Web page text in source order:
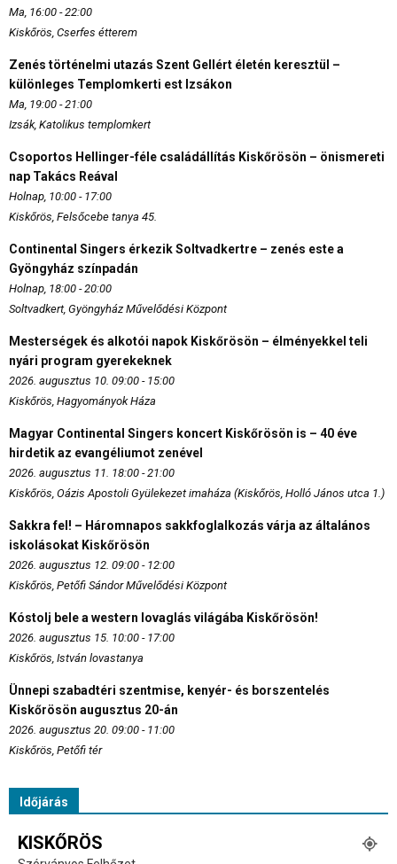
Ma, 16:00 - 22:00
Kiskőrös, Cserfes étterem
Zenés történelmi utazás Szent Gellért életén keresztül –
különleges Templomkerti est Izsákon
Ma, 19:00 - 21:00
Izsák, Katolikus templomkert
Csoportos Hellinger-féle családállítás Kiskőrösön – önismereti
nap Takács Reával
Holnap, 10:00 - 17:00
Kiskőrös, Felsőcebe tanya 45.
Continental Singers érkezik Soltvadkertre – zenés este a
Gyöngyház színpadán
Holnap, 18:00 - 20:00
Soltvadkert, Gyöngyház Művelődési Központ
Mesterségek és alkotói napok Kiskőrösön – élményekkel teli
nyári program gyerekeknek
2026. augusztus 10. 09:00 - 15:00
Kiskőrös, Hagyományok Háza
Magyar Continental Singers koncert Kiskőrösön is – 40 éve
hirdetik az evangéliumot zenével
2026. augusztus 11. 18:00 - 21:00
Kiskőrös, Oázis Apostoli Gyülekezet imaháza (Kiskőrös, Holló János utca 1.)
Sakkra fel! – Háromnapos sakkfoglalkozás várja az általános
iskolásokat Kiskőrösön
2026. augusztus 12. 09:00 - 12:00
Kiskőrös, Petőfi Sándor Művelődési Központ
Kóstolj bele a western lovaglás világába Kiskőrösön!
2026. augusztus 15. 10:00 - 17:00
Kiskőrös, István lovastanya
Ünnepi szabadtéri szentmise, kenyér- és borszentelés
Kiskőrösön augusztus 20-án
2026. augusztus 20. 09:00 - 11:00
Kiskőrös, Petőfi tér
Időjárás
KISKŐRÖS